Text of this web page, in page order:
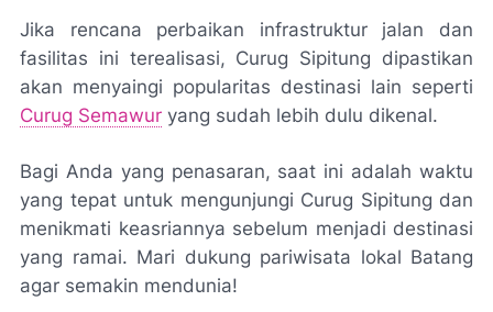
Jika rencana perbaikan infrastruktur jalan dan
fasilitas ini terealisasi, Curug Sipitung dipastikan
akan menyaingi popularitas destinasi lain seperti
Curug Semawur yang sudah lebih dulu dikenal.
Bagi Anda yang penasaran, saat ini adalah waktu
yang tepat untuk mengunjungi Curug Sipitung dan
menikmati keasriannya sebelum menjadi destinasi
yang ramai. Mari dukung pariwisata lokal Batang
agar semakin mendunia!